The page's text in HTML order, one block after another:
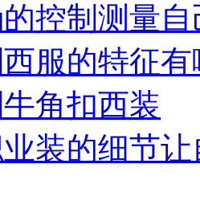
控制测量
服的特征
角扣西装
装的细节